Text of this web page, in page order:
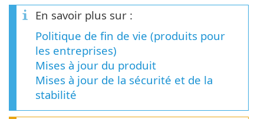
En savoir plus sur :
Politique de fin de vie (produits pour
les entreprises)
Mises à jour du produit
Mises à jour de la sécurité et de la
stabilité